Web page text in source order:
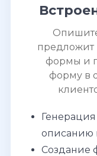
предложит
формы и
форму в
описанию
Создание